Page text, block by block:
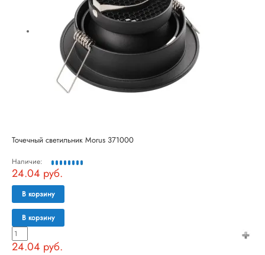
Точечный светильник Morus 371000
Наличие:
24.04 руб.
В корзину
В корзину
24.04 руб.